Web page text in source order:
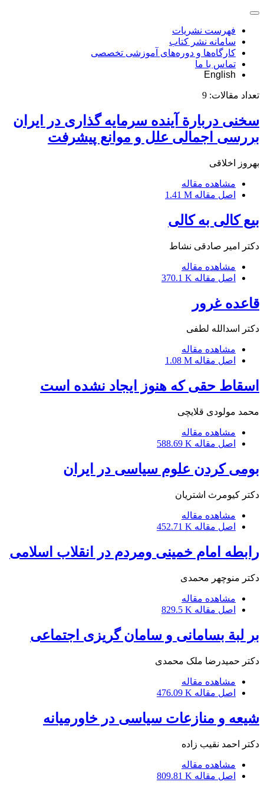
فهرست نشریات
سامانه نشر کتاب
کارگاه‌ها و دوره‌های آموزشی تخصصی
تماس با ما
English
تعداد مقالات: 9
سخنی دربارة آینده سرمایه گذاری در ایران
بررسی اجمالی علل و موانع پیشرفت
بهروز اخلاقی
مشاهده مقاله
اصل مقاله 1.41 M
بیع کالی به کالی
دکتر امیر صادقی نشاط
مشاهده مقاله
اصل مقاله 370.1 K
قاعده غرور
دکتر اسدالله لطفی
مشاهده مقاله
اصل مقاله 1.08 M
اسقاط حقی که هنوز ایجاد نشده است
محمد مولودی قلایچی
مشاهده مقاله
اصل مقاله 588.69 K
بومی کردن علوم سیاسی در ایران
دکتر کیومرث اشتریان
مشاهده مقاله
اصل مقاله 452.71 K
رابطه امام خمینی ومردم در انقلاب اسلامی
دکتر منوچهر محمدی
مشاهده مقاله
اصل مقاله 829.5 K
بر لبة بسامانی و سامان گریزی اجتماعی
دکتر حمیدرضا ملک محمدی
مشاهده مقاله
اصل مقاله 476.09 K
شیعه و منازعات سیاسی در خاورمیانه
دکتر احمد نقیب زاده
مشاهده مقاله
اصل مقاله 809.81 K